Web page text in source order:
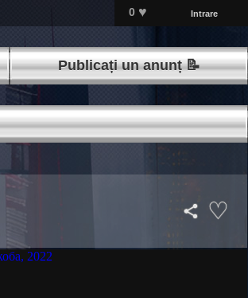
0 ♥ Intrare
Publicați un anunț 📝